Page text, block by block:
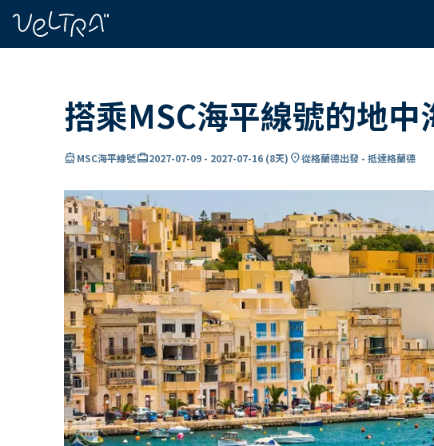
搭乘MSC海平線號的地
directions_boatMSC海平線號card_travel2027-07-09 - 2027-07-16 (8天) location_on從格蘭德出發 - 抵達格蘭德